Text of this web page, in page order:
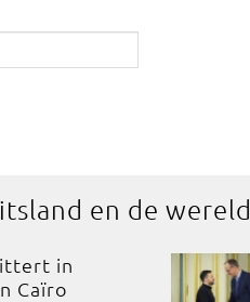
en de wereld
in
Caïro